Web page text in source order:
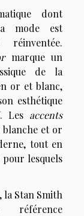
dont
mode est
marque un
de la
or et blanc,
esthétique
Les accents
et or
tout en
lesquels
la Stan Smith